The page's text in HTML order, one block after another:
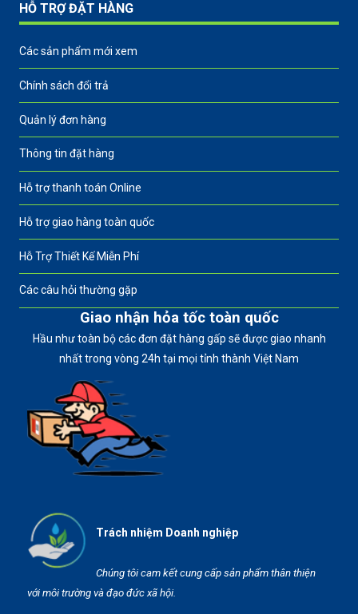
HỖ TRỢ ĐẶT HÀNG
Các sản phẩm mới xem
Chính sách đổi trả
Quản lý đơn hàng
Thông tin đặt hàng
Hỗ trợ thanh toán Online
Hỗ trợ giao hàng toàn quốc
Hỗ Trợ Thiết Kế Miễn Phí
Các câu hỏi thường gặp
Giao nhận hỏa tốc toàn quốc
Hầu như toàn bộ các đơn đặt hàng gấp sẽ được giao nhanh
nhất trong vòng 24h tại mọi tỉnh thành Việt Nam
Trách nhiệm Doanh nghiệp
Chúng tôi cam kết cung cấp sản phẩm thân thiện
với môi trường và đạo đức xã hội.